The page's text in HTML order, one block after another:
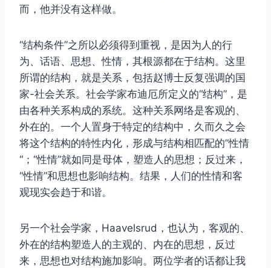
而，他并没有这样做。
“结构条件”之所以必须得到重视，是因为人的行
为、话语、思想、性情，其根源都在于结构。这里
所谓的结构，就是关系，包括赵博士反复强调的国
家-社会关系。社会学家布迪厄所定义的“结构”，是
由各种关系构成的系统。这种关系网络是客观的、
外在的。一个人置身于特定的结构中，久而久之会
将这个结构的特性内化，形成与结构相匹配的”性情
“；“性情”就如同是母体，塑造人的思想；反过来，
“性情”和思想也影响结构。结果，人们的性情和客
观现实会趋于和谐。
另一个社会学家，Haavelsrud，也认为，客观的、
外在的结构塑造人的主观的、内在的思想，反过
来，思想也对结构施加影响。两位学者的话都让我